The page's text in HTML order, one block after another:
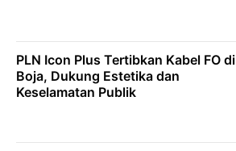
PLN Icon Plus Tertibkan Kabel FO di
Boja, Dukung Estetika dan
Keselamatan Publik